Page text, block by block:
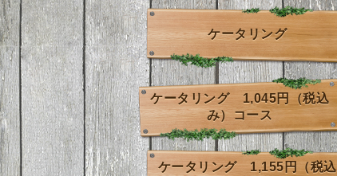
ケータリング
ケータリング 1,045円（税込
み）コース
ケータリング 1,155円（税込